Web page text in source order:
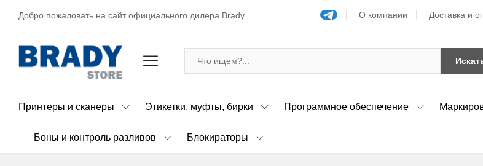
Добро пожаловать на сайт официального дилера Brady О компании Доставка и
Принтеры и сканеры Этикетки, муфты, бирки Программное обеспечение
Боны и контроль разливов Блокираторы